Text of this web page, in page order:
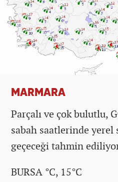
MARMARA
Parçalı ve çok bulutlu,
sabah saatlerinde yerel
geçeceği tahmin
BURSA °C, 15°C